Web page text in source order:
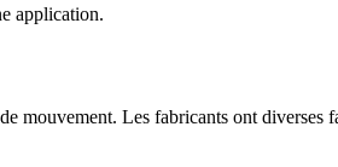
application.
Les fabricants ont